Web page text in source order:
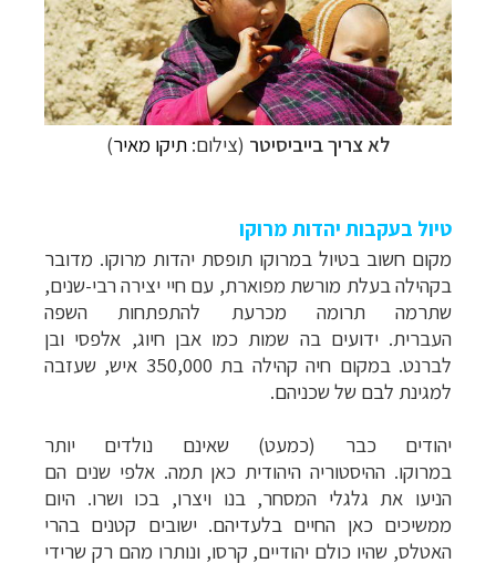
לא צריך בייביסיטר (צילום: תיקו מאיר)
טיול בעקבות יהדות מר​וקו
מקום חשוב בטיול במרוקו תופסת יהדות מרוקו. מדובר
בקהילה בעלת מורשת מפוארת, עם חיי יצירה רבי-שנים,
שתרמה תרומה מכרעת להתפתחות השפה
העברית. ידועים בה שמות כמו אבן חיוג, אלפסי ובן
לברנט. במקום חיה קהילה בת 350,000 איש, שעזבה
למגינת לבם של שכניהם.
יהודים כבר (כמעט) שאינם נולדים יותר
במרוקו. ההיסטוריה היהודית כאן תמה. אלפי שנים הם
הניעו את גלגלי המסחר, בנו ויצרו, בכו ושרו. היום
ממשיכים כאן החיים בלעדיהם. ישובים קטנים בהרי
האטלס, שהיו כולם יהודיים, קרסו, ונותרו מהם רק שרידי